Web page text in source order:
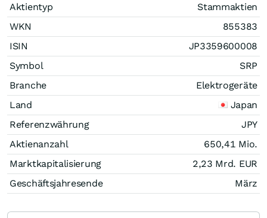
Aktientyp
Stammaktien
WKN
855383
ISIN
JP3359600008
Symbol
SRP
Branche
Elektrogeräte
Land
Japan
Referenzwährung
JPY
Aktienanzahl
650,41 Mio.
Marktkapitalisierung
2,23 Mrd. EUR
Geschäftsjahresende
März